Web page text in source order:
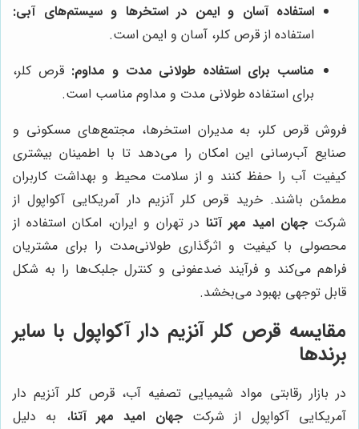
استفاده آسان و ایمن در استخرها و سیستم‌های آبی:
استفاده از قرص کلر، آسان و ایمن است.
مناسب برای استفاده طولانی مدت و مداوم: قرص کلر،
برای استفاده طولانی مدت و مداوم مناسب است.
فروش قرص کلر، به مدیران استخرها، مجتمع‌های مسکونی و
صنایع آب‌رسانی این امکان را می‌دهد تا با اطمینان بیشتری
کیفیت آب را حفظ کنند و از سلامت محیط و بهداشت کاربران
مطمئن باشند. خرید قرص کلر آنزیم دار آمریکایی آکواپول از
شرکت جهان امید مهر آتنادر تهران و ایران، امکان استفاده از
محصولی با کیفیت و اثرگذاری طولانی‌مدت را برای مشتریان
فراهم می‌کند و فرآیند ضدعفونی و کنترل جلبک‌ها را به شکل
قابل توجهی بهبود می‌بخشد.
مقایسه قرص کلر آنزیم دار آکواپول با سایر
برندها
در بازار رقابتی مواد شیمیایی تصفیه آب، قرص کلر آنزیم دار
آمریکایی آکواپول از شرکتجهان امید مهر آتنا، به دلیل